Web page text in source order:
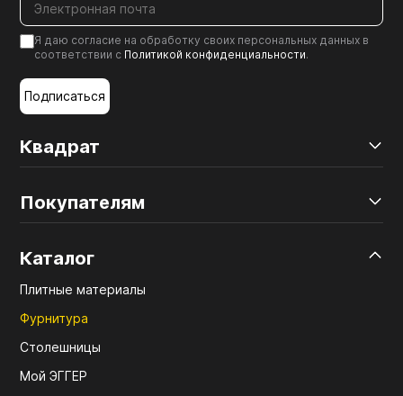
Квадрат
Покупателям
Каталог
Плитные материалы
Фурнитура
Столешницы
Мой ЭГГЕР
Я даю согласие на обработку своих персональных данных в
соответствии с Политикой конфиденциальности.
Подписаться